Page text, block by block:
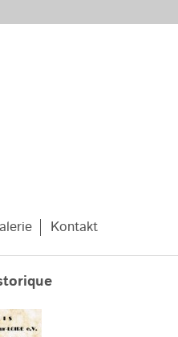
Kontakt